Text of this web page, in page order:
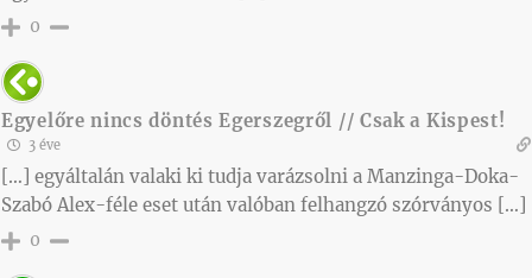
0
Egyelőre nincs döntés Egerszegről // Csak a Kispest!
3 éve
[…] egyáltalán valaki ki tudja varázsolni a Manzinga-Doka-
Szabó Alex-féle eset után valóban felhangzó szórványos […]
0